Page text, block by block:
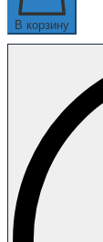
В корзину